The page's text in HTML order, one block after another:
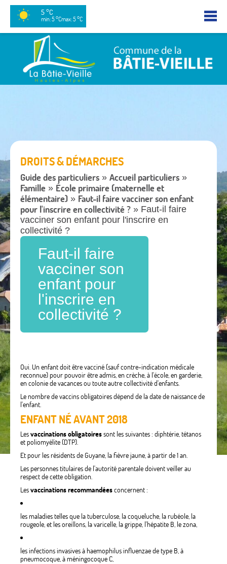
5 °C
min: 5 °Cmax: 5 °C
DROITS & DÉMARCHES
Guide des particuliers » Accueil particuliers »
Famille » École primaire (maternelle et
élémentaire) » Faut-il faire vacciner son enfant
pour l'inscrire en collectivité ? » Faut-il faire
vacciner son enfant pour l'inscrire en
collectivité ?
Faut-il faire
vacciner son
enfant pour
l'inscrire en
collectivité ?
Oui. Un enfant doit être vacciné (sauf contre-indication médicale
reconnue) pour pouvoir être admis, en crèche, à l'école, en garderie,
en colonie de vacances ou toute autre collectivité d'enfants.
Le nombre de vaccins obligatoires dépend de la date de naissance de
l'enfant.
ENFANT NÉ AVANT 2018
Lesvaccinations obligatoiressont les suivantes : diphtérie, tétanos
et poliomyélite (DTP).
Et pour les résidents de Guyane, la fièvre jaune, à partir de 1 an.
Les personnes titulaires de l'autorité parentale doivent veiller au
respect de cette obligation.
Lesvaccinations recommandéesconcernent :
les maladies telles que la tuberculose, la coqueluche, la rubéole, la
rougeole, et les oreillons, la varicelle, la grippe, l'hépatite B, le zona,
les infections invasives à haemophilus influenzae de type B, à
pneumocoque, à méningocoque C,